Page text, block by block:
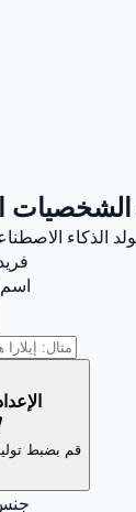
الذكاء
قم بضبط